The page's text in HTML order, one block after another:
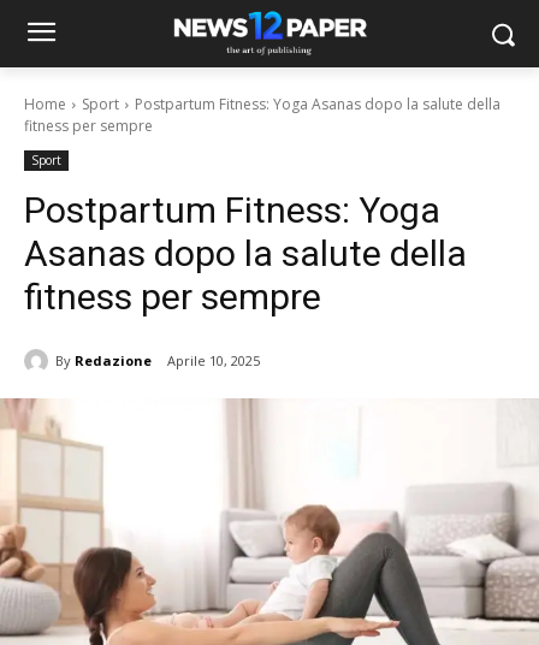
Home Sport
Postpartum Fitness: Yoga Asanas dopo la salute della
fitness per sempre
Sport
Postpartum Fitness: Yoga
Asanas dopo la salute della
fitness per sempre
By Redazione Aprile 10, 2025